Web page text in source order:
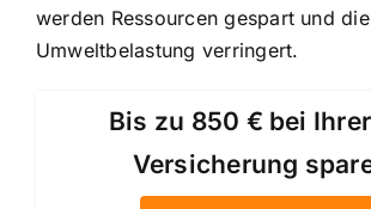
werden Ressourcen gespart und die
Umweltbelastung verringert.
Bis zu 850 € bei
Versicherung